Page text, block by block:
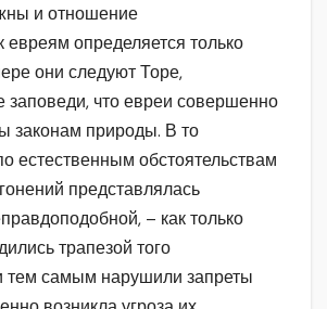
и отношение
определяется только
они следуют Торе,
заповеди, что евреи совершенно
законам природы. В то
естественным обстоятельствам
представлялась
– как только
трапезой того
тем самым нарушили запреты